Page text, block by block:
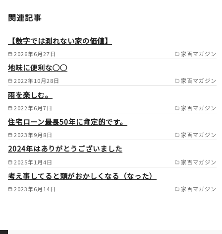
堺市/東大阪市/門真市/寝屋川
市/交野市/守口市/大東市/四条
畷市/摂津市/枚方市/池田市/箕
面市/茨木市/高槻市/島本町/豊
原市/藤井寺市/羽曳野市/大阪
町/千早赤坂村/河内長野市/高
石市/泉大津市/和泉市/忠岡町/
岸和田市/貝塚市/熊取町/泉佐
野市/田尻町/豊能町 奈良
関連記事
2026年6月27日 家百マガジン
【数字では測れない家の価値】
2022年10月28日 家百マガジン
地味に便利な○○
2022年6月7日 家百マガジン
雨を楽しむ。
2023年9月8日 家百マガジン
住宅ローン最長50年に肯定的です。
2025年1月4日 家百マガジン
2024年はありがとうございました
2023年6月14日 家百マガジン
考え事してると頭がおかしくなる（なった）